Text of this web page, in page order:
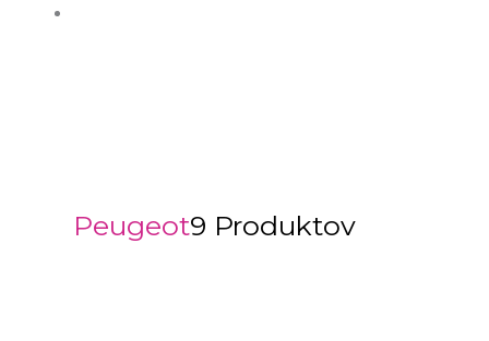
Peugeot9 Produktov